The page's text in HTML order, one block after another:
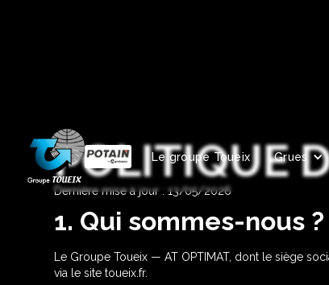
Le groupe Toueix Grues
POLITIQUE
Dernière mise à jour : 13/05/2026
1. Qui sommes-nous ?
Le Groupe Toueix — AT OPTIMAT, dont le siège
via le site toueix.fr.